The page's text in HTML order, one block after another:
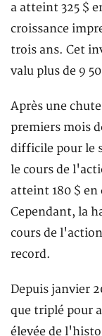
a atteint 325 $
croissance
trois ans. Cet
valu plus de 9
Après une
premiers mois
difficile pour le
le cours de
atteint 180 $ en
Cependant, la
cours de
record.
Depuis janvier
que triplé pour
élevée de